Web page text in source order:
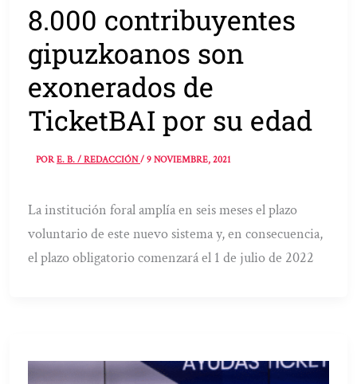
8.000 contribuyentes
gipuzkoanos son
exonerados de
TicketBAI por su edad
PORE. B. / REDACCIÓN/9 NOVIEMBRE, 2021
La institución foral amplía en seis meses el plazo
voluntario de este nuevo sistema y, en consecuencia,
el plazo obligatorio comenzará el 1 de julio de 2022